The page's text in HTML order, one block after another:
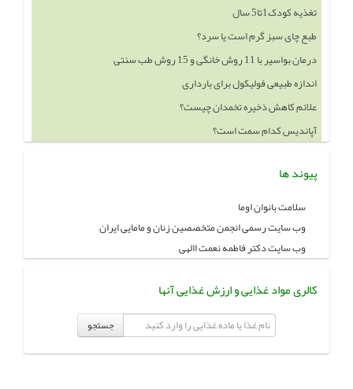
طبع چای سبز گرم است یا سرد؟
درمان بواسیر با 11 روش خانگی و 15 روش طب سنتی
اندازه طبیعی فولیکول برای بارداری
علائم کاهش ذخیره تخمدان چیست؟
آپاندیس کدام سمت است؟
خوردن چه چيزهايي باعث بزرگ شدن سينه ميشود
پیوند ها
سلامت بانوان اوما
وب سایت رسمی انجمن متخصصین زنان و مامایی ایران
وب سایت دکتر فاطمه نعمت االهی
کالری مواد غذایی و ارزش غذایی آنها
جستجو